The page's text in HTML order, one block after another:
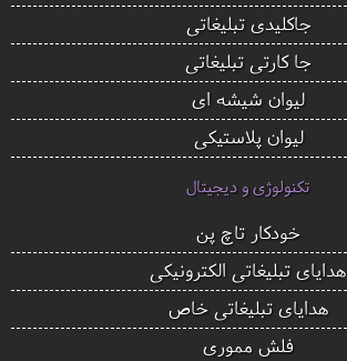
جاکلیدی تبلیغاتی
جا کارتی تبلیغاتی
لیوان شیشه ای
لیوان پلاستیکی
تکنولوژی و دیجیتال
خودکار تاچ پن
هدایای تبلیغاتی الکترونیکی
هدایای تبلیغاتی خاص
فلش مموری